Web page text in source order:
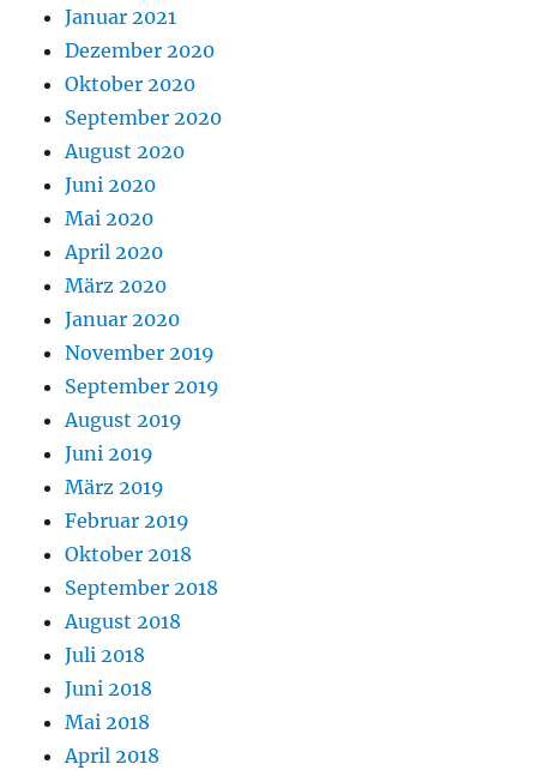
Januar 2021
Dezember 2020
Oktober 2020
September 2020
August 2020
Juni 2020
Mai 2020
April 2020
März 2020
Januar 2020
November 2019
September 2019
August 2019
Juni 2019
März 2019
Februar 2019
Oktober 2018
September 2018
August 2018
Juli 2018
Juni 2018
Mai 2018
April 2018